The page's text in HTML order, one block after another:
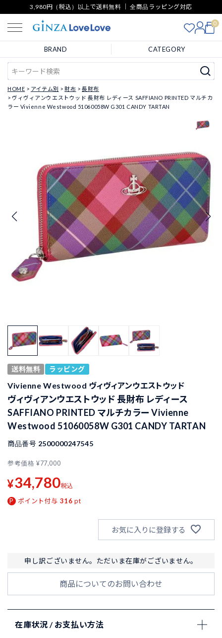
3,980円（税込）以上で送料無料 ｜ 全商品ラッピング対応
0
BRAND CATEGORY
HOME アイテム別 財布
長財布
ヴィヴィアンウエストウッド 長財布 レディース SAFFIANO PRINTED マルチカ
ラー Vivienne Westwood 51060058W G301 CANDY TARTAN
送料無料 ラッピング
Vivienne Westwood ヴィヴィアンウエストウッド
ヴィヴィアンウエストウッド 長財布 レディース
SAFFIANO PRINTED マルチカラー Vivienne
Westwood 51060058W G301 CANDY TARTAN
商品番号 2500000247545
参考価格 ¥77,000
¥34,780税込
ポイント付与 316 pt
お気に入りに登録する
申し訳ございません。ただいま在庫がございません。
商品についてのお問い合わせ
在庫状況 / お支払い方法